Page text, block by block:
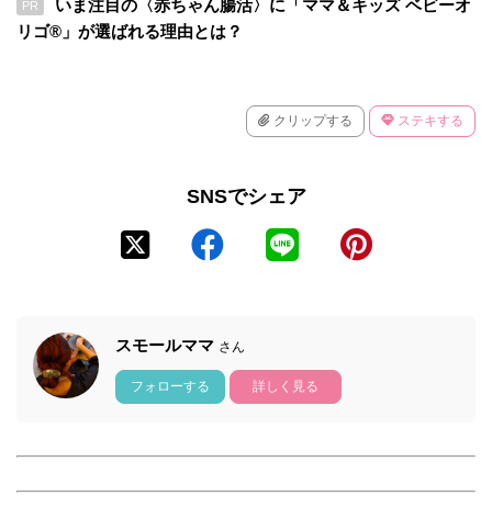
PR
いま注目の〈赤ちゃん腸活〉に「ママ＆キッズ ベビーオ
リゴ®」が選ばれる理由とは？
クリップする ステキする
SNSでシェア
スモールママ さん
フォローする 詳しく見る